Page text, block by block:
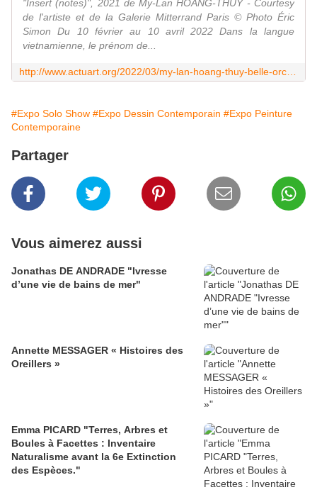
"Insert (notes)", 2021 de My-Lan HOANG-THUY - Courtesy
de l'artiste et de la Galerie Mitterrand Paris © Photo Éric
Simon Du 10 février au 10 avril 2022 Dans la langue
vietnamienne, le prénom de...
#Expo Solo Show #Expo Dessin Contemporain #Expo Peinture
Contemporaine
Partager
Vous aimerez aussi
Jonathas DE ANDRADE "Ivresse
d’une vie de bains de mer"
Annette MESSAGER « Histoires des
Oreillers »
Emma PICARD "Terres, Arbres et
Boules à Facettes : Inventaire
Naturalisme avant la 6e Extinction
des Espèces."